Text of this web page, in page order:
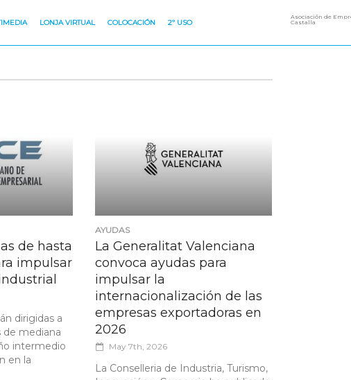
LONJA VIRTUAL COLOCACIÓN 2º USO
Asociación de
Castalla
de hasta
impulsar
dirigidas a
de mediana
intermedio
en la
AYUDAS
La Generalitat Valenciana
convoca ayudas para
impulsar la
internacionalización de las
empresas exportadoras en
2026
May 7th, 2026
La Conselleria de Industria, Turismo,